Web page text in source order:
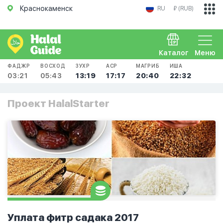
Краснокаменск RU ₽ (RUB)
Меню
Каталог
ФАДЖР
03:21
ВОСХОД
05:43
ЗУХР
13:19
АСР
17:17
МАГРИБ
20:40
ИША
22:32
Проект HalalStarter
Уплата фитр садака 2017